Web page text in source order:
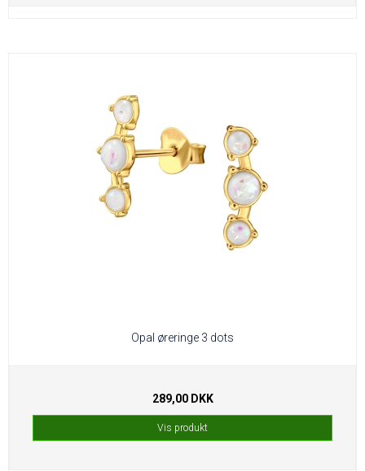
Opal øreringe 3 dots
289,00 DKK
Vis produkt